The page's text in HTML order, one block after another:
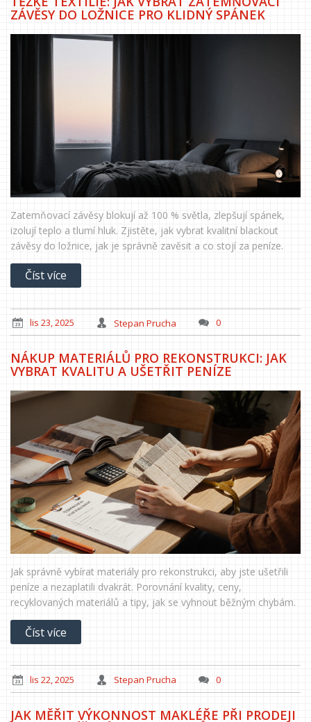
ZÁVĚSY DO LOŽNICE PRO KLIDNÝ SPÁNEK
Zatemňovací závěsy blokují až 100 % světla, zlepšují spánek,
izolují teplo a tlumí hluk. Zjistěte, jak vybrat kvalitní blackout
závěsy do ložnice, jak je správně zavěsit a co stojí za peníze.
Číst více
lis 23, 2025 Stepan Prucha 0
NÁKUP MATERIÁLŮ PRO REKONSTRUKCI: JAK
VYBRAT KVALITU A UŠETŘIT PENÍZE
Jak správně vybírat materiály pro rekonstrukci, aby jste ušetřili
peníze a nezaplatili dvakrát. Porovnání kvality, ceny,
recyklovaných materiálů a tipy, jak se vyhnout běžným chybám.
Číst více
lis 22, 2025 Stepan Prucha 0
JAK MĚŘIT VÝKONNOST MAKLÉŘE PŘI PRODEJI